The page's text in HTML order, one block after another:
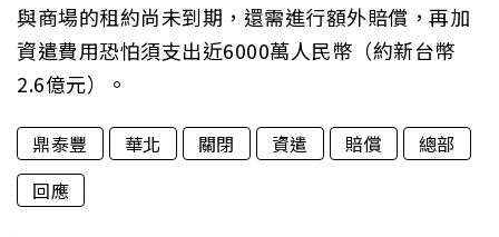
與商場的租約尚未到期，還需進行額外賠償，再加
資遣費用恐怕須支出近6000萬人民幣（約新台幣
2.6億元）。
鼎泰豐 華北 關閉 資遣 賠償
總部
回應